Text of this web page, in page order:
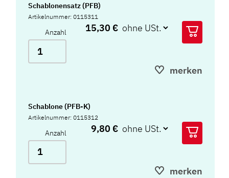
Schablonensatz (PFB)
Artikelnummer: 0115311
Anzahl 15,30 €
merken
Schablone (PFB-K)
Artikelnummer: 0115312
Anzahl 9,80 €
merken